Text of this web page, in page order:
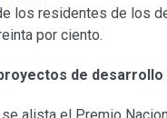
los residentes de los
por ciento.
de desarrollo